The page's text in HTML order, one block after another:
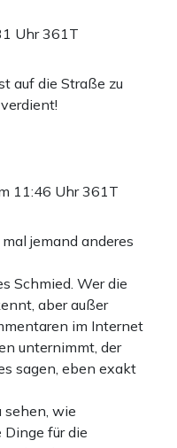
Uhr361T
auf die Straße zu
11:46 Uhr361T
jemand anderes
Schmied. Wer die
aber außer
im Internet
unternimmt, der
sagen, eben exakt
sehen, wie
für die